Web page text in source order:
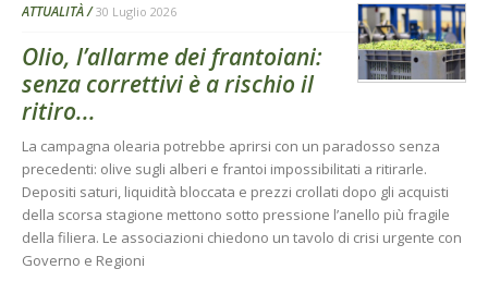
ATTUALITÀ 30 Luglio 2026
Olio, l’allarme dei frantoiani:
senza correttivi è a rischio il
ritiro...
La campagna olearia potrebbe aprirsi con un paradosso senza
precedenti: olive sugli alberi e frantoi impossibilitati a ritirarle.
Depositi saturi, liquidità bloccata e prezzi crollati dopo gli acquisti
della scorsa stagione mettono sotto pressione l’anello più fragile
della filiera. Le associazioni chiedono un tavolo di crisi urgente con
Governo e Regioni